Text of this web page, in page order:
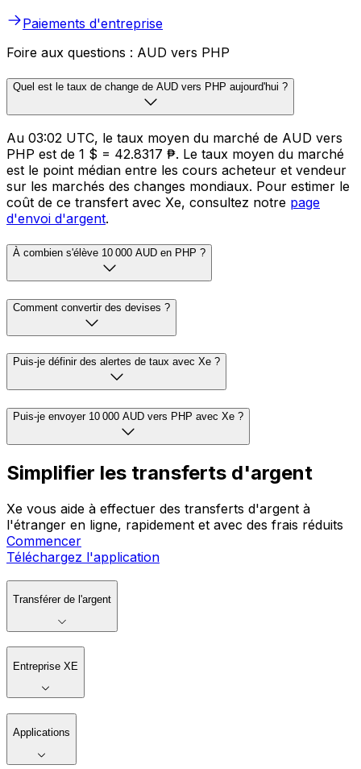
Paiements d'entreprise
Foire aux questions : AUD vers PHP
Quel est le taux de change de AUD vers PHP aujourd'hui ?
Au 03:02 UTC, le taux moyen du marché de AUD vers
PHP est de 1 $ = 42.8317 ₱. Le taux moyen du marché
est le point médian entre les cours acheteur et vendeur
sur les marchés des changes mondiaux. Pour estimer le
coût de ce transfert avec Xe, consultez notre page
d'envoi d'argent.
À combien s'élève 10 000 AUD en PHP ?
Comment convertir des devises ?
Puis-je définir des alertes de taux avec Xe ?
Puis-je envoyer 10 000 AUD vers PHP avec Xe ?
Simplifier les transferts d'argent
Xe vous aide à effectuer des transferts d'argent à
l'étranger en ligne, rapidement et avec des frais réduits
Commencer
Téléchargez l'application
Transférer de l'argent
Entreprise XE
Applications